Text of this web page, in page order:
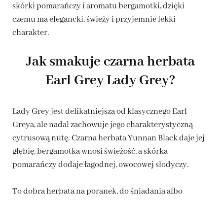
skórki pomarańczy i aromatu bergamotki, dzięki
czemu ma elegancki, świeży i przyjemnie lekki
charakter.
Jak smakuje czarna herbata
Earl Grey Lady Grey?
Lady Grey jest delikatniejsza od klasycznego Earl
Greya, ale nadal zachowuje jego charakterystyczną
cytrusową nutę. Czarna herbata Yunnan Black daje jej
głębię, bergamotka wnosi świeżość, a skórka
pomarańczy dodaje łagodnej, owocowej słodyczy.
To dobra herbata na poranek, do śniadania albo